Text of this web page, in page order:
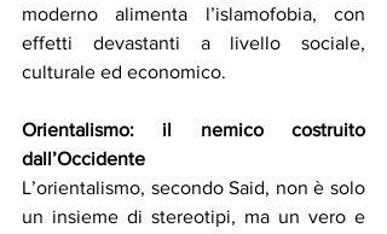
moderno alimenta l’islamofobia, con
effetti devastanti a livello sociale,
culturale ed economico.
Orientalismo: il nemico costruito
dall’Occidente
L’orientalismo, secondo Said, non è solo
un insieme di stereotipi, ma un vero e